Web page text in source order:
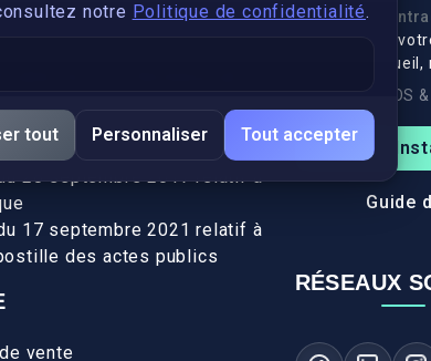
notre Politique de confidentialité.
tout Personnaliser Tout accepter
fin de l'obligation entre les
2016/1191)
28 septembre 2017 relatif à
17 septembre 2021 relatif à
des actes publics
vente
Installez
téléphone et
l’écran
iOS
Guide
RÉSEAUX